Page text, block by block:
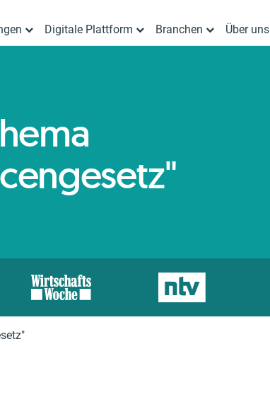
Digitale Plattform Branchen Über uns